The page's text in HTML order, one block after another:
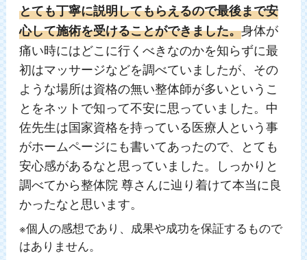
とても丁寧に説明してもらえるので最後まで安
心して施術を受けることができました。身体が
痛い時にはどこに行くべきなのかを知らずに最
初はマッサージなどを調べていましたが、その
ような場所は資格の無い整体師が多いというこ
とをネットで知って不安に思っていました。中
佐先生は国家資格を持っている医療人という事
がホームページにも書いてあったので、とても
安心感があるなと思っていました。しっかりと
調べてから整体院 尊さんに辿り着けて本当に良
かったなと思います。
※個人の感想であり、成果や成功を保証するもので
はありません。